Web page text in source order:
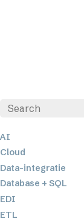
AI
Cloud
Data-integratie
Database + SQL
EDI
ETL